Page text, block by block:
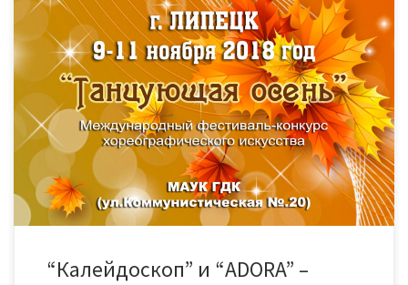
Поздравляем Образцовый хореографический ансамбль
“Калейдоскоп” (руководитель В.А. Спиридонова) и Группу
испанского танца “ADORA” (руководитель М.А. Громов) с
дипломами лауреатов VI-го Международного фестиваля-
конкурса хореографического искусства “Танцующая
осень-2018”, который состоялся 9-11 ноября 2018 года в г.
Липецк!
“Калейдоскоп” и “ADORA” –